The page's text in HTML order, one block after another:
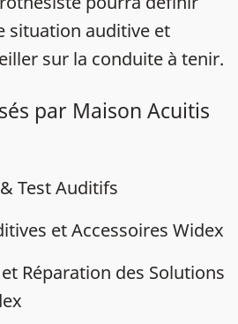
situation auditive et
sur la conduite à tenir.
par Maison Acuitis
Test Auditifs
et Accessoires Widex
Réparation des Solutions